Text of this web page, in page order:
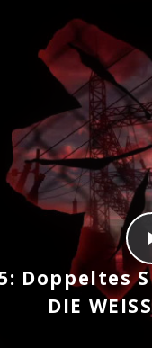
ist erhältlich.
und gleichzeitig
Doppeltes
DIE